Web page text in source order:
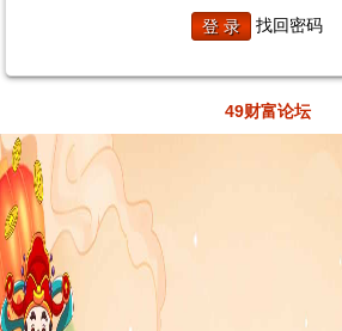
找回密码
49财富论坛